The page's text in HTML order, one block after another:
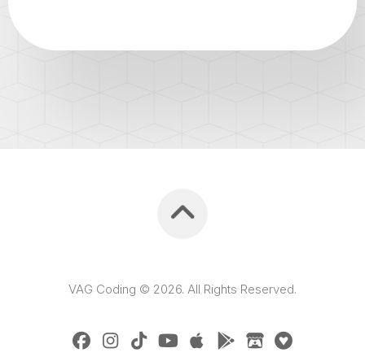
VAG Coding © 2026. All Rights Reserved.